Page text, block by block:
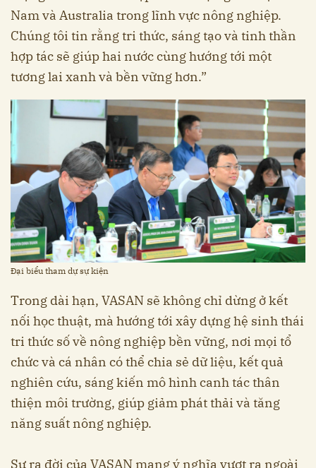
Nam và Australia trong lĩnh vực nông nghiệp.
Chúng tôi tin rằng tri thức, sáng tạo và tinh thần
hợp tác sẽ giúp hai nước cùng hướng tới một
tương lai xanh và bền vững hơn.”
Đại biểu tham dự sự kiện
Trong dài hạn, VASAN sẽ không chỉ dừng ở kết
nối học thuật, mà hướng tới xây dựng hệ sinh thái
tri thức số về nông nghiệp bền vững, nơi mọi tổ
chức và cá nhân có thể chia sẻ dữ liệu, kết quả
nghiên cứu, sáng kiến mô hình canh tác thân
thiện môi trường, giúp giảm phát thải và tăng
năng suất nông nghiệp.
Sự ra đời của VASAN mang ý nghĩa vượt ra ngoài